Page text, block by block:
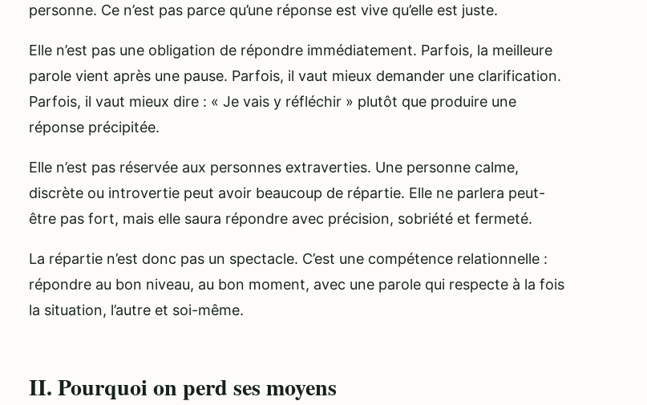
personne. Ce n’est pas parce qu’une réponse est vive qu’elle est juste.
Elle n’est pas une obligation de répondre immédiatement. Parfois, la meilleure
parole vient après une pause. Parfois, il vaut mieux demander une clarification.
Parfois, il vaut mieux dire : « Je vais y réfléchir » plutôt que produire une
réponse précipitée.
Elle n’est pas réservée aux personnes extraverties. Une personne calme,
discrète ou introvertie peut avoir beaucoup de répartie. Elle ne parlera peut-
être pas fort, mais elle saura répondre avec précision, sobriété et fermeté.
La répartie n’est donc pas un spectacle. C’est une compétence relationnelle :
répondre au bon niveau, au bon moment, avec une parole qui respecte à la fois
la situation, l’autre et soi-même.
II. Pourquoi on perd ses moyens